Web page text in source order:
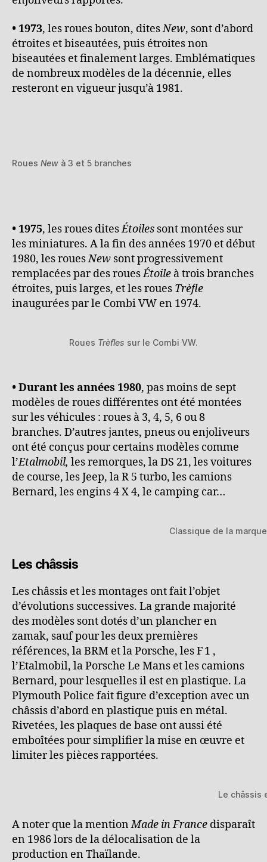
• 1973, les roues bouton, ditesNew, sont d’abord
étroites et biseautées, puis étroites non
biseautées et finalement larges. Emblématiques
de nombreux modèles de la décennie, elles
resteront en vigueur jusqu’à 1981.
Roues New à 3 et 5 branches
• 1975, les roues ditesÉtoiles sont montées sur
les miniatures. A la fin des années 1970 et début
1980, les rouesNew sont progressivement
remplacées par des rouesÉtoile à trois branches
étroites, puis larges, et les roues Trèfle
inaugurées par le Combi VW en 1974.
Roues Trèfles sur le Combi VW.
• Durant les années 1980, pas moins de sept
modèles de roues différentes ont été montées
sur les véhicules : roues à 3, 4, 5, 6 ou 8
branches. D’autres jantes, pneus ou enjoliveurs
ont été conçus pour certains modèles comme
l’Etalmobil, les remorques, la DS 21, les voitures
de course, les Jeep, la R 5 turbo, les camions
Bernard, les engins 4 X 4, le camping car…
Classique de la
Les châssis
Les châssis et les montages ont fait l’objet
d’évolutions successives. La grande majorité
des modèles sont dotés d’un plancher en
zamak, sauf pour les deux premières
références, la BRM et la Porsche, les F 1 ,
l’Etalmobil, la Porsche Le Mans et les camions
Bernard, pour lesquelles il est en plastique. La
Plymouth Police fait figure d’exception avec un
châssis d’abord en plastique puis en métal.
Rivetées, les plaques de base ont aussi été
emboîtées pour simplifier la mise en œuvre et
limiter les pièces rapportées.
Le châssis
A noter que la mentionMade in France disparaît
en 1986 lors de la délocalisation de la
production en Thaïlande.